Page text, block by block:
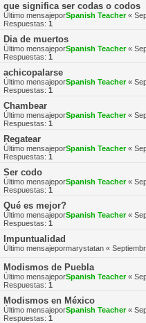
que significa ser codas o codos
Último mensajeporSpanish Teacher«
Respuestas: 1
Dia de muertos
Último mensajeporSpanish Teacher«
Respuestas: 1
achicopalarse
Último mensajeporSpanish Teacher«
Respuestas: 1
Chambear
Último mensajeporSpanish Teacher«
Respuestas: 1
Regatear
Último mensajeporSpanish Teacher«
Respuestas: 1
Ser codo
Último mensajeporSpanish Teacher«
Respuestas: 1
Qué es mejor?
Último mensajeporSpanish Teacher«
Respuestas: 1
Impuntualidad
Último mensajepormarystatan «
Modismos de Puebla
Último mensajeporSpanish Teacher«
Respuestas: 1
Modismos en México
Último mensajeporSpanish Teacher«
Respuestas: 1